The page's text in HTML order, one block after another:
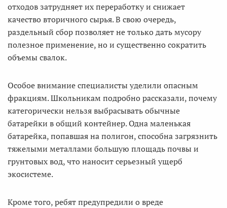
отходов затрудняет их переработку и снижает
качество вторичного сырья. В свою очередь,
раздельный сбор позволяет не только дать мусору
полезное применение, но и существенно сократить
объемы свалок.
Особое внимание специалисты уделили опасным
фракциям. Школьникам подробно рассказали, почему
категорически нельзя выбрасывать обычные
батарейки в общий контейнер. Одна маленькая
батарейка, попавшая на полигон, способна загрязнить
тяжелыми металлами большую площадь почвы и
грунтовых вод, что наносит серьезный ущерб
экосистеме.
Кроме того, ребят предупредили о вреде